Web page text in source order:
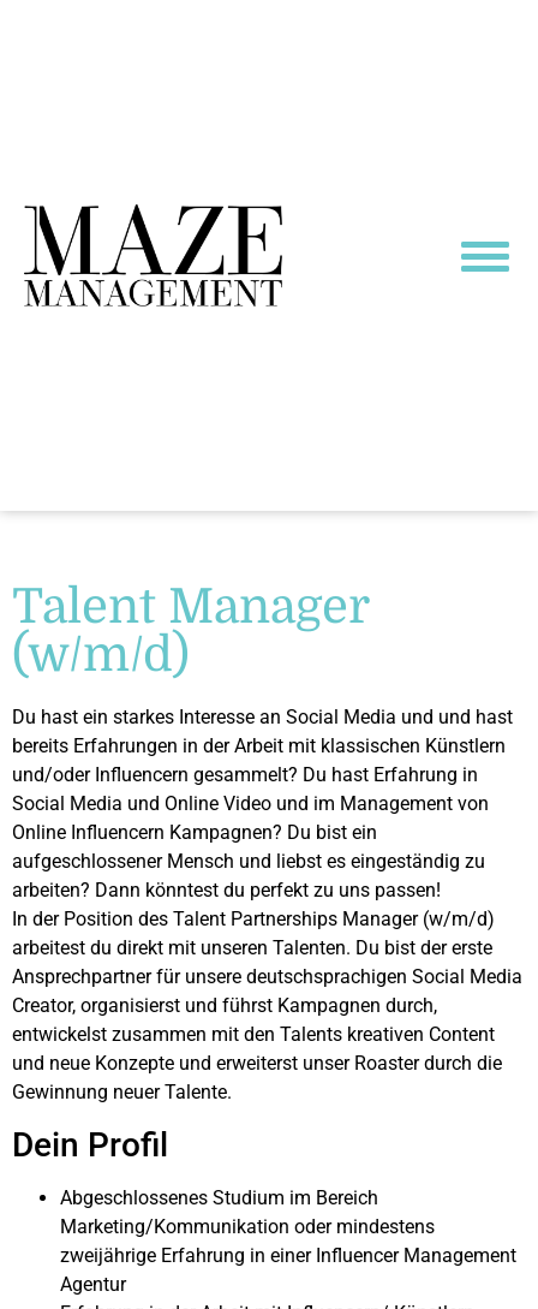
Talent Manager
(w/m/d)
Du hast ein starkes Interesse an Social Media und und hast
bereits Erfahrungen in der Arbeit mit klassischen Künstlern
und/oder Influencern gesammelt? Du hast Erfahrung in
Social Media und Online Video und im Management von
Online Influencern Kampagnen? Du bist ein
aufgeschlossener Mensch und liebst es eingeständig zu
arbeiten? Dann könntest du perfekt zu uns passen!
In der Position des Talent Partnerships Manager (w/m/d)
arbeitest du direkt mit unseren Talenten. Du bist der erste
Ansprechpartner für unsere deutschsprachigen Social Media
Creator, organisierst und führst Kampagnen durch,
entwickelst zusammen mit den Talents kreativen Content
und neue Konzepte und erweiterst unser Roaster durch die
Gewinnung neuer Talente.
Dein Profil
Abgeschlossenes Studium im Bereich
Marketing/Kommunikation oder mindestens
zweijährige Erfahrung in einer Influencer Management
Agentur